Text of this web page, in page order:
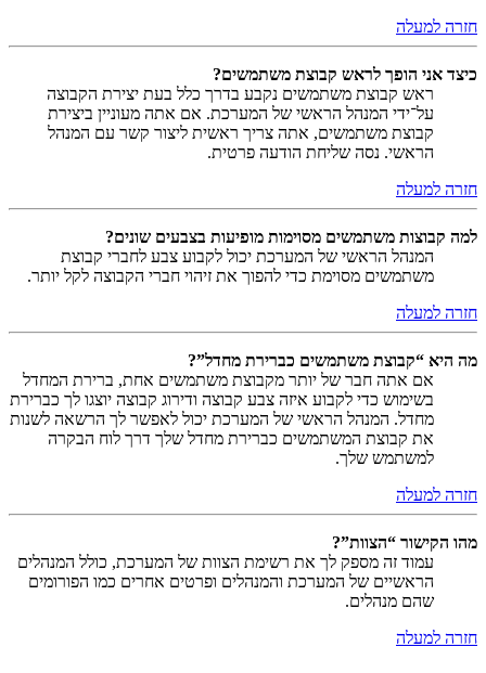
חזרה למעלה
כיצד אני הופך לראש קבוצת משתמשים?
ראש קבוצת משתמשים נקבע בדרך כלל בעת יצירת הקבוצה
על־ידי המנהל הראשי של המערכת. אם אתה מעוניין ביצירת
קבוצת משתמשים, אתה צריך ראשית ליצור קשר עם המנהל
הראשי. נסה שליחת הודעה פרטית.
חזרה למעלה
למה קבוצות משתמשים מסוימות מופיעות בצבעים שונים?
המנהל הראשי של המערכת יכול לקבוע צבע לחברי קבוצת
משתמשים מסוימת כדי להפוך את זיהוי חברי הקבוצה לקל יותר.
חזרה למעלה
מה היא “קבוצת משתמשים כברירת מחדל”?
אם אתה חבר של יותר מקבוצת משתמשים אחת, ברירת המחדל
בשימוש כדי לקבוע איזה צבע קבוצה ודירוג קבוצה יוצגו לך כברירת
מחדל. המנהל הראשי של המערכת יכול לאפשר לך הרשאה לשנות
את קבוצת המשתמשים כברירת מחדל שלך דרך לוח הבקרה
למשתמש שלך.
חזרה למעלה
מהו הקישור “הצוות”?
עמוד זה מספק לך את רשימת הצוות של המערכת, כולל המנהלים
הראשיים של המערכת והמנהלים ופרטים אחרים כמו הפורומים
שהם מנהלים.
חזרה למעלה